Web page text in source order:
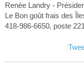
Renée Landry -
Le Bon goût frais des
418-986-6650, poste 221